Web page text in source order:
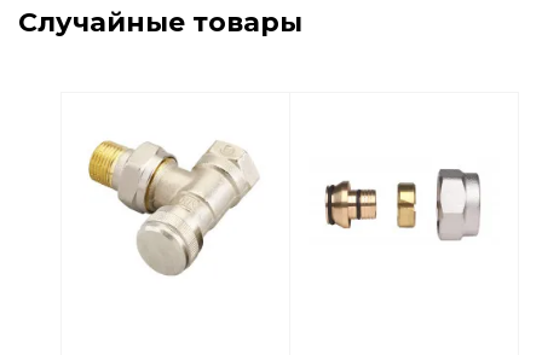
Случайные товары